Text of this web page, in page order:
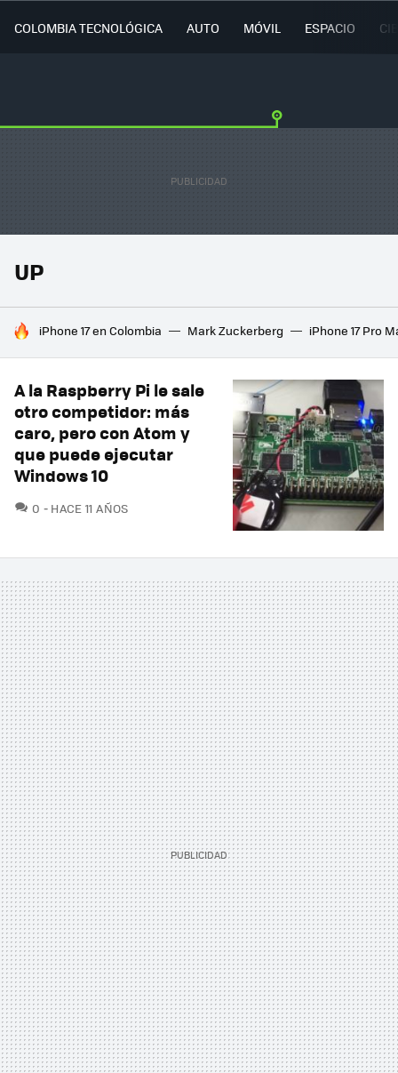
COLOMBIA TECNOLÓGICA AUTO MÓVIL ESPACIO
UP
HOY SE HABLA DE
iPhone 17 en Colombia Mark Zuckerberg iPhone 17 Pro
A la Raspberry Pi le sale
otro competidor: más
caro, pero con Atom y
que puede ejecutar
Windows 10
0 COMENTARIOS
HACE 11 AÑOS